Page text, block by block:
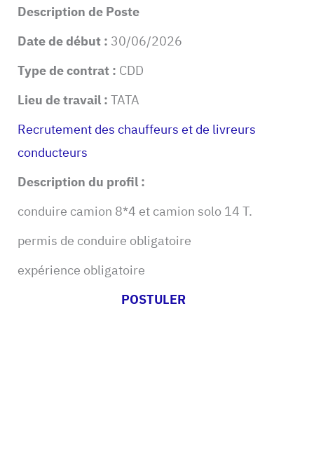
Description de Poste
Date de début : 30/06/2026
Type de contrat : CDD
Lieu de travail :TATA
Recrutement des chauffeurs et de livreurs
conducteurs
Description du profil :
conduire camion 8*4 et camion solo 14 T.
permis de conduire obligatoire
expérience obligatoire
POSTULER